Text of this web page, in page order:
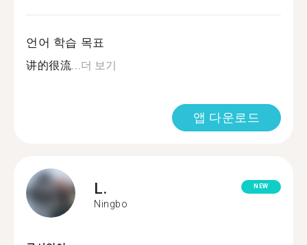
언어 학습 목표
讲的很流...더 보기
앱 다운로드
L.
Ningbo
NEW